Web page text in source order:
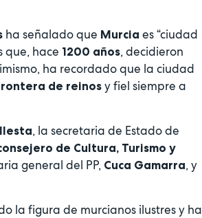
ha señalado que Murcia es “ciudad
que, hace 1200 años, decidieron
ha recordado que la ciudad
de reinosy fiel siempre a
, la secretaria de Estado de
de Cultura, Turismo y
general del PP, Cuca Gamarra, y
la figura de murcianos ilustres y ha